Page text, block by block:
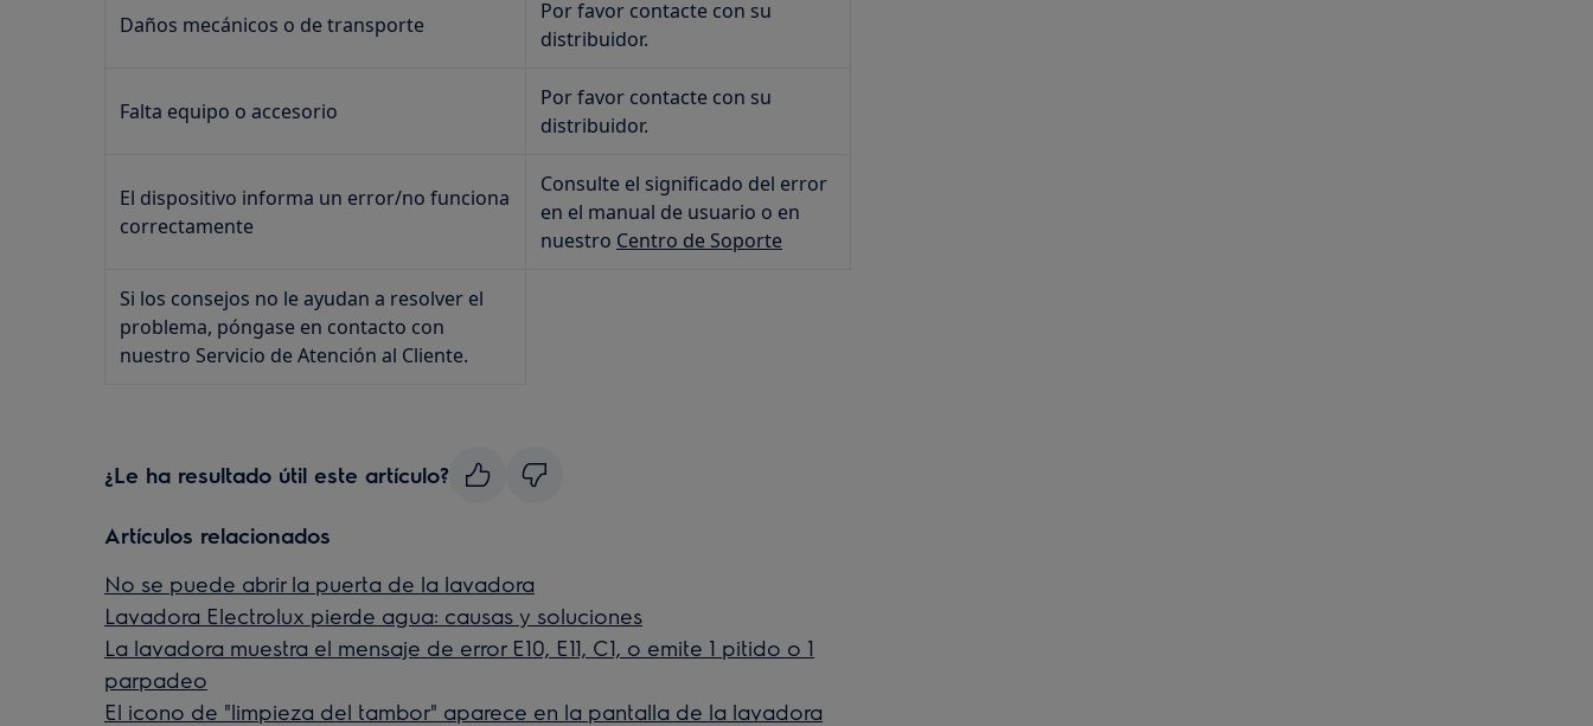
Daños mecánicos o de transporte
Por favor contacte con su
distribuidor.
Falta equipo o accesorio
Por favor contacte con su
distribuidor.
El dispositivo informa un error/no funciona
correctamente
Consulte el significado del error
en el manual de usuario o en
nuestro Centro de Soporte
Si los consejos no le ayudan a resolver el
problema, póngase en contacto con
nuestro Servicio de Atención al Cliente.
¿Le ha resultado útil este artículo?
Artículos relacionados
No se puede abrir la puerta de la lavadora
Lavadora Electrolux pierde agua: causas y soluciones
La lavadora muestra el mensaje de error E10, E11, C1, o emite 1 pitido o 1
parpadeo
El icono de "limpieza del tambor" aparece en la pantalla de la lavadora